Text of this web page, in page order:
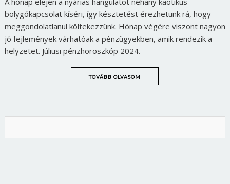
bolygókapcsolat kíséri, így késztetést érezhetünk rá, hogy
meggondolatlanul költekezzünk. Hónap végére viszont nagyon
jó fejlemények várhatóak a pénzügyekben, amik rendezik a
helyzetet. Júliusi pénzhoroszkóp 2024.
TOVÁBB OLVASOM